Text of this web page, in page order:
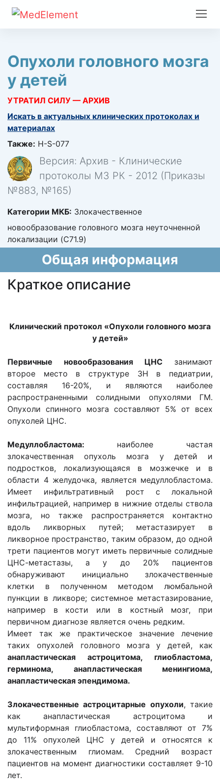
Опухоли головного мозга
у детей
УТРАТИЛ СИЛУ — АРХИВ
Искать в актуальных клинических протоколах и
материалах
Также: H-S-077
Версия: Архив - Клинические
протоколы МЗ РК - 2012 (Приказы
№883, №165)
Категории МКБ: Злокачественное
новообразование головного мозга неуточненной
локализации (C71.9)
Общая информация
Краткое описание
Клинический протокол «Опухоли головного мозга
у детей»
Первичные новообразования ЦНС занимают
второе место в структуре ЗН в педиатрии,
составляя 16-20%, и являются наиболее
распространенными солидными опухолями ГМ.
Опухоли спинного мозга составляют 5% от всех
опухолей ЦНС.
Медуллобластома: наиболее частая
злокачественная опухоль мозга у детей и
подростков, локализующаяся в мозжечке и в
области 4 желудочка, является медуллобластома.
Имеет инфильтративный рост с локальной
инфильтрацией, например в нижние отделы ствола
мозга, но также распространяется контактно
вдоль ликворных путей; метастазирует в
ликворное пространство, таким образом, до одной
трети пациентов могут иметь первичные солидные
ЦНС-метастазы, а у до 20% пациентов
обнаруживают инициально злокачественные
клетки в полученном методом люмбальной
пункции в ликворе; системное метастазирование,
например в кости или в костный мозг, при
первичном диагнозе является очень редким.
Имеет так же практическое значение лечение
таких опухолей головного мозга у детей, как
анапластическая астроцитома, глиобластома,
герминома, анапластическая менингиома,
анапластическая эпендимома.
Злокачественные астроцитарные опухоли, такие
как анапластическая астроцитома и
мультиформная глиобластома, составляют от 7%
до 11% опухолей ЦНС у детей и относятся к
злокачественным глиомам. Средний возраст
пациентов на момент диагностики составляет 9-10
лет.